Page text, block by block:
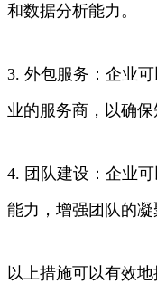
和数据分析能力。
3. 外包服务：企业
业的服务商，以确保
4. 团队建设：企业
能力，增强团队的凝
以上措施可以有效